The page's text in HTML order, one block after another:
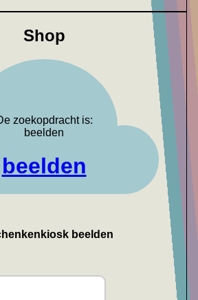
Shop
zoekopdracht is:
beelden
beelden
beelden